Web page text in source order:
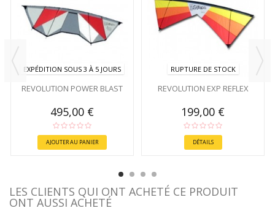
EXPÉDITION SOUS 3 À 5 JOURS
REVOLUTION POWER BLAST
495,00 €
AJOUTER AU PANIER
RUPTURE DE STOCK
REVOLUTION EXP REFLEX
199,00 €
DÉTAILS
LES CLIENTS QUI ONT ACHETÉ CE PRODUIT
ONT AUSSI ACHETÉ